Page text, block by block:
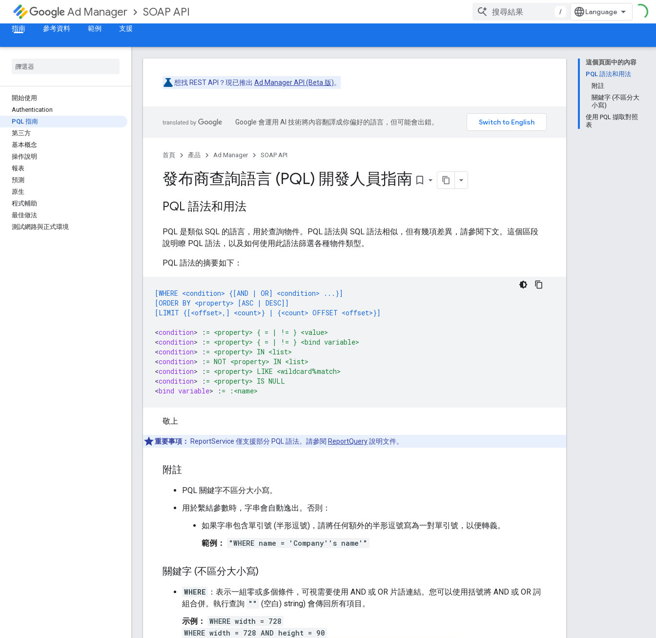
Ad Manager SOAP API
/
指南
參考資料 範例 支援
開始使用
Authentication
PQL 指南
第三方
基本概念
操作說明
報表
預測
原生
程式輔助
最佳做法
測試網路與正式環境
這個頁面中的內容
PQL 語法和用法
附註
關鍵字 (不區分大
小寫)
使用 PQL 擷取對照
表
想找 REST API？現已推出 Ad Manager API (Beta 版)。
Google 會運用 AI 技術將內容翻譯成你偏好的語言，但可能會出錯。
首頁 產品 Ad Manager SOAP API
發布商查詢語言 (PQL) 開發人員指南 bookmark_border
PQL 語法和用法
PQL 是類似 SQL 的語言，用於查詢物件。PQL 語法與 SQL 語法相似，但有幾項差異，請參閱下文。這個區段
說明瞭 PQL 語法，以及如何使用此語法篩選各種物件類型。
PQL 語法的摘要如下：
[WHERE <condition> {[AND | OR] <condition> ...}]
[ORDER BY <property> [ASC | DESC]]
[LIMIT {[<offset>,] <count>} | {<count> OFFSET <offset>}]
<condition> : = <property> { = | != } <value>
<condition> : = <property> { = | != } <bind variable>
<condition> : = <property> IN <list>
<condition> : = NOT <property> IN <list>
<condition> : = <property> LIKE <wildcard%match>
<condition> : = <property> IS NULL
<bind variable> : = :<name>
敬上
重要事項： ReportService 僅支援部分 PQL 語法。請參閱 ReportQuery說明文件。
附註
PQL 關鍵字不區分大小寫。
用於繫結參數時，字串會自動逸出。否則：
如果字串包含單引號 (半形逗號)，請將任何額外的半形逗號寫為一對單引號，以便轉義。
範例：
"WHERE name = 'Company''s name'"
關鍵字 (不區分大小寫)
WHERE
：表示一組零或多個條件，可視需要使用 AND 或 OR 片語連結。您可以使用括號將 AND 或 OR 詞
組合併。執行查詢 "" (空白) string) 會傳回所有項目。
示例：
WHERE width = 728
WHERE width = 728 AND height = 90